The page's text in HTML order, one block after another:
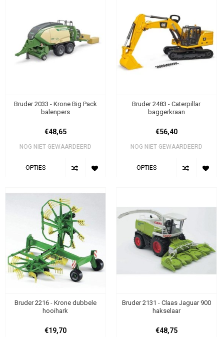
Bruder 2033 - Krone Big Pack
balenpers
€48,65
NOG NIET GEWAARDEERD
OPTIES
Bruder 2483 - Caterpillar
baggerkraan
€56,40
NOG NIET GEWAARDEERD
OPTIES
Bruder 2216 - Krone dubbele
hooihark
€19,70
Bruder 2131 - Claas Jaguar 900
hakselaar
€48,75